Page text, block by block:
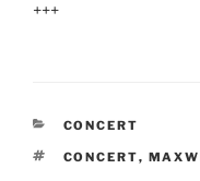
+++
CATÉGORIES
CONCERT
ÉTIQUETTES
CONCERT,